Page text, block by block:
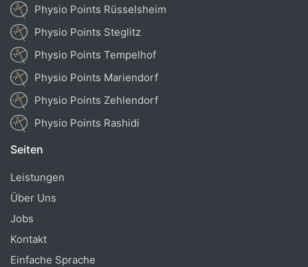
Physio Points Rüsselsheim
Physio Points Steglitz
Physio Points Tempelhof
Physio Points Mariendorf
Physio Points Zehlendorf
Physio Points Rashidi
Seiten
Leistungen
Über Uns
Jobs
Kontakt
Einfache Sprache